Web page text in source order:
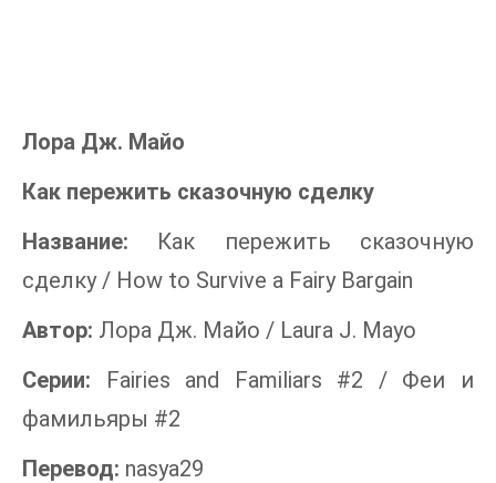
Лора Дж. Майо
Как пережить сказочную сделку
Название: Как пережить сказочную
сделку / How to Survive a Fairy Bargain
Автор: Лора Дж. Майо / Laura J. Mayo
Серии:
Fairies and Familiars #2 / Феи и
фамильяры #2
Перевод: nasya29